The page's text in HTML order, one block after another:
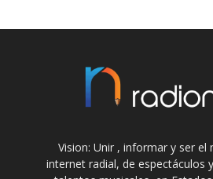
Vision: Unir , informar y ser
internet radial, de espectáculos